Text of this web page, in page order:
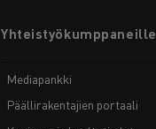
Yhteistyökumppaneille
Mediapankki
Päällirakentajien portaali